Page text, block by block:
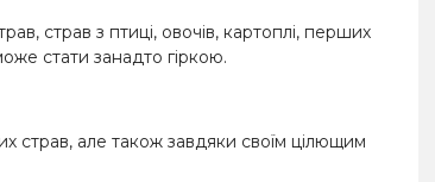
страв з птиці, овочів, картоплі, перших
стати занадто гіркою.
страв, але також завдяки своїм цілющим